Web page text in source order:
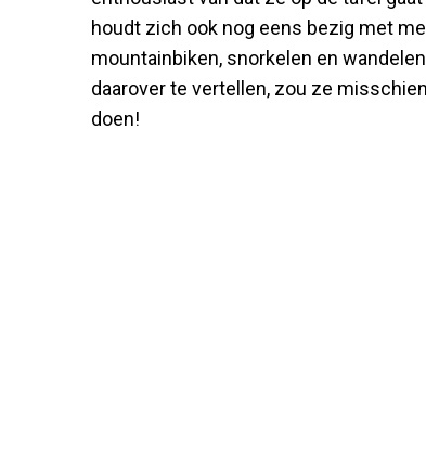
houdt zich ook nog eens bezig met
mountainbiken, snorkelen en
daarover te vertellen, zou ze
doen!